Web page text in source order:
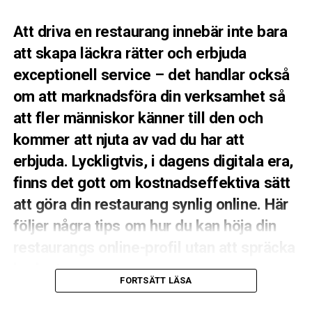
som smeker maten, inte hårda solkatter.
Lek med skuggorna
Försök att undvika att fota med ljuset rakt i ryggen (så
kallat frontljus), då det gör bilden platt. Låt istället
ljuset komma från sidan eller snett bakifrån (motljus).
Sidoljus skapar vackra skuggor som lyfter fram texturen
i brödet, glansen i såsen och krispigheten i grönsakerna.
Varning för blixten
Använd aldrig, under några omständigheter, mobilens
inbyggda blixt. Den skapar ett hårt, kallt ljus rakt på
snabbmatskedja på 90-talet.
Att driva en restaurang innebär inte bara
att skapa läckra rätter och erbjuda
exceptionell service – det handlar också
om att marknadsföra din verksamhet så
att fler människor känner till den och
kommer att njuta av vad du har att
erbjuda. Lyckligtvis, i dagens digitala era,
finns det gott om kostnadseffektiva sätt
att göra din restaurang synlig online. Här
följer några tips om hur du kan höja din
budgeten.
## 1. Skapa en attraktiv hemsida
FORTSÄTT LÄSA